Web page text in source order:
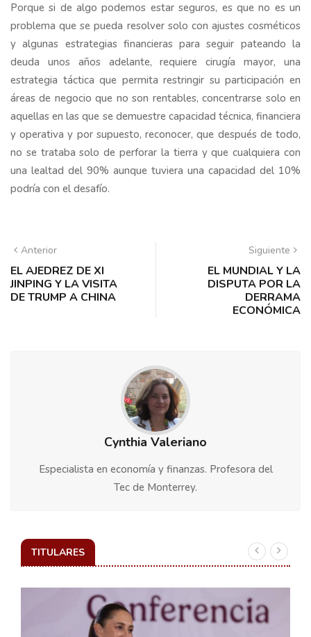
Porque si de algo podemos estar seguros, es que no es un
problema que se pueda resolver solo con ajustes cosméticos
y algunas estrategias financieras para seguir pateando la
deuda unos años adelante, requiere cirugía mayor, una
estrategia táctica que permita restringir su participación en
áreas de negocio que no son rentables, concentrarse solo en
aquellas en las que se demuestre capacidad técnica, financiera
y operativa y por supuesto, reconocer, que después de todo,
no se trataba solo de perforar la tierra y que cualquiera con
una lealtad del 90% aunque tuviera una capacidad del 10%
podría con el desafío.
Anterior
EL AJEDREZ DE XI
JINPING Y LA VISITA
DE TRUMP A CHINA
Siguiente
EL MUNDIAL Y LA
DISPUTA POR LA
DERRAMA
ECONÓMICA
Cynthia Valeriano
Especialista en economía y finanzas. Profesora del
Tec de Monterrey.
TITULARES